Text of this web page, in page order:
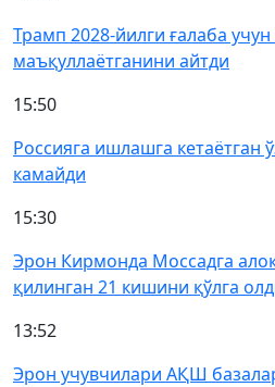
Трамп 2028-йилги ғалаба
маъқуллаётганини айтди
15:50
Россияга ишлашга кетаётган
камайди
15:30
Эрон Кирмонда Моссадга
қилинган 21 кишини қўлга
13:52
Эрон учувчилари АҚШ